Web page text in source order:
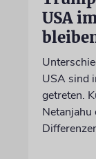
USA
USA sind
getreten.
Netanjahu